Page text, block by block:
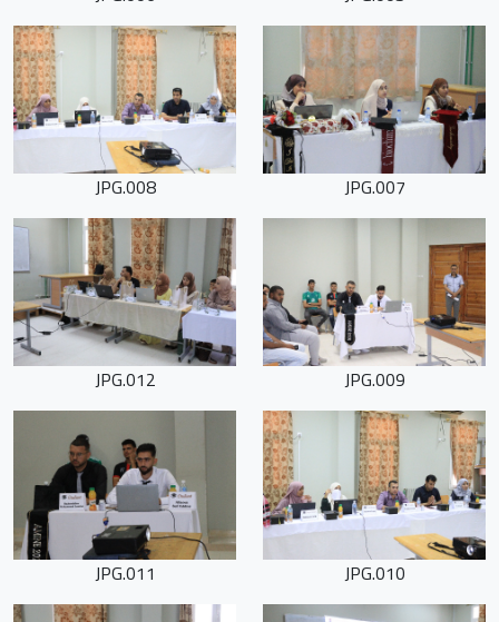
007.JPG
008.JPG
009.JPG
012.JPG
010.JPG
011.JPG